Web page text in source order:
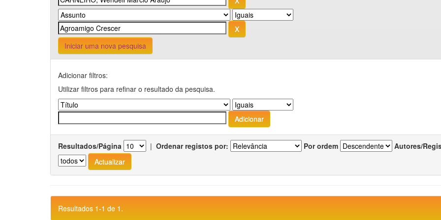
Iniciar uma nova pesquisa
Adicionar filtros:
Utilizar filtros para refinar o resultado da pesquisa.
Resultados/Página | Ordenar registos por: Por ordem Autores/
Resultados 1-1 de 1.